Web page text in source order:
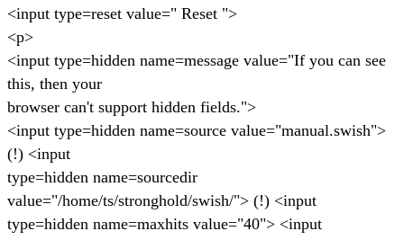
<input type=reset value=" Reset ">
<p>
<input type=hidden name=message value="If you can see
this, then your
browser can't support hidden fields.">
<input type=hidden name=source value="manual.swish">
(!) <input
type=hidden name=sourcedir
value="/home/ts/stronghold/swish/"> (!) <input
type=hidden name=maxhits value="40"> <input